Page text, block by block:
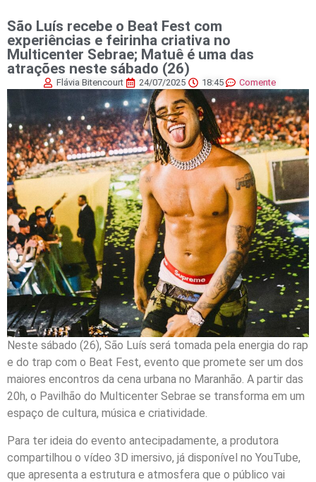
São Luís recebe o Beat Fest com
experiências e feirinha criativa no
Multicenter Sebrae; Matuê é uma das
atrações neste sábado (26)
Flávia Bitencourt 24/07/2025 18:45 Comente
Neste sábado (26), São Luís será tomada pela energia do rap
e do trap com o Beat Fest, evento que promete ser um dos
maiores encontros da cena urbana no Maranhão. A partir das
20h, o Pavilhão do Multicenter Sebrae se transforma em um
espaço de cultura, música e criatividade.
Para ter ideia do evento antecipadamente, a produtora
compartilhou o vídeo 3D imersivo, já disponível no YouTube,
que apresenta a estrutura e atmosfera que o público vai